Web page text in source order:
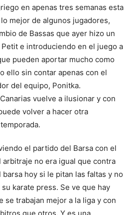
en apenas tres semanas esta
mejor de algunos jugadores,
de Bassas que ayer hizo un
e introduciendo en el juego a
pueden aportar mucho como
ello sin contar apenas con el
del equipo, Ponitka.
vuelve a ilusionar y con
volver a hacer otra
el partido del Barsa con el
arbitraje no era igual que contra
barsa hoy si le pitan las faltas y no
karate press. Se ve que hay
se trabajan mejor a la liga y con